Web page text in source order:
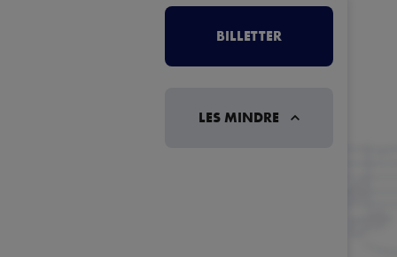
BILLETTER
LES MINDRE